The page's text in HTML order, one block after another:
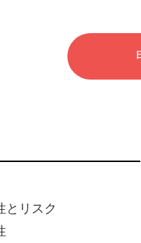
とリスク